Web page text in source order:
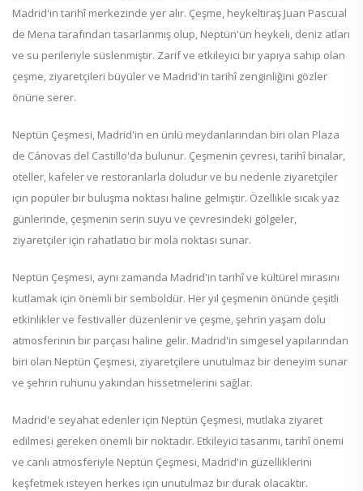
Madrid'in tarihî merkezinde yer alır. Çeşme, heykeltıraş Juan Pascual
de Mena tarafından tasarlanmış olup, Neptün'ün heykeli, deniz atları
ve su perileriyle süslenmiştir. Zarif ve etkileyici bir yapıya sahip olan
çeşme, ziyaretçileri büyüler ve Madrid'in tarihî zenginliğini gözler
önüne serer.
Neptün Çeşmesi, Madrid'in en ünlü meydanlarından biri olan Plaza
de Cánovas del Castillo'da bulunur. Çeşmenin çevresi, tarihî binalar,
oteller, kafeler ve restoranlarla doludur ve bu nedenle ziyaretçiler
için popüler bir buluşma noktası haline gelmiştir. Özellikle sıcak yaz
günlerinde, çeşmenin serin suyu ve çevresindeki gölgeler,
ziyaretçiler için rahatlatıcı bir mola noktası sunar.
Neptün Çeşmesi, aynı zamanda Madrid'in tarihî ve kültürel mirasını
kutlamak için önemli bir semboldür. Her yıl çeşmenin önünde çeşitli
etkinlikler ve festivaller düzenlenir ve çeşme, şehrin yaşam dolu
atmosferinin bir parçası haline gelir. Madrid'in simgesel yapılarından
biri olan Neptün Çeşmesi, ziyaretçilere unutulmaz bir deneyim sunar
ve şehrin ruhunu yakından hissetmelerini sağlar.
Madrid'e seyahat edenler için Neptün Çeşmesi, mutlaka ziyaret
edilmesi gereken önemli bir noktadır. Etkileyici tasarımı, tarihî önemi
ve canlı atmosferiyle Neptün Çeşmesi, Madrid'in güzelliklerini
keşfetmek isteyen herkes için unutulmaz bir durak olacaktır.